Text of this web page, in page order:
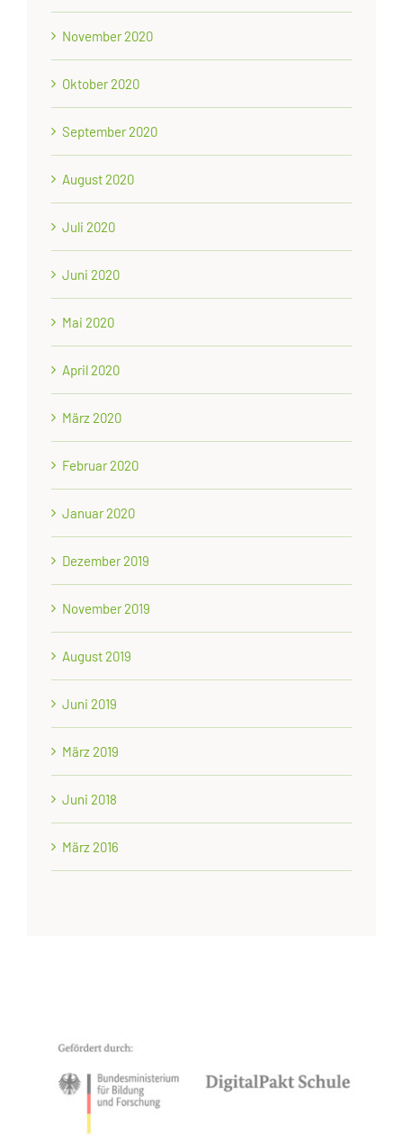
November 2020
Oktober 2020
September 2020
August 2020
Juli 2020
Juni 2020
Mai 2020
April 2020
März 2020
Februar 2020
Januar 2020
Dezember 2019
November 2019
August 2019
Juni 2019
März 2019
Juni 2018
März 2016